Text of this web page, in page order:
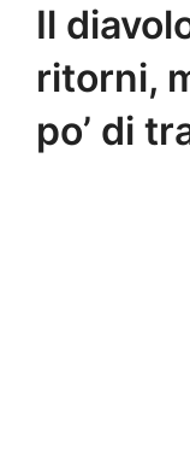
Il
ritorni,
po’ di